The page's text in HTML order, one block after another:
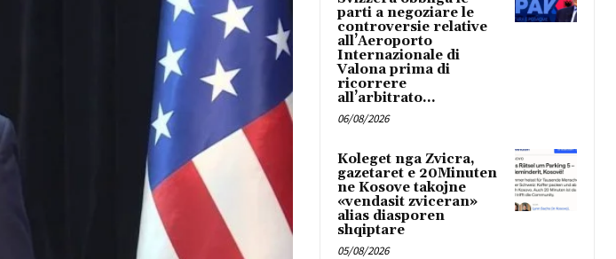
parti a negoziare le
controversie relative
all’Aeroporto
Internazionale di
Valona prima di
ricorrere
all’arbitrato...
06/08/2026
Koleget nga Zvicra,
gazetaret e 20Minuten
ne Kosove takojne
«vendasit zviceran»
alias diasporen
shqiptare
05/08/2026